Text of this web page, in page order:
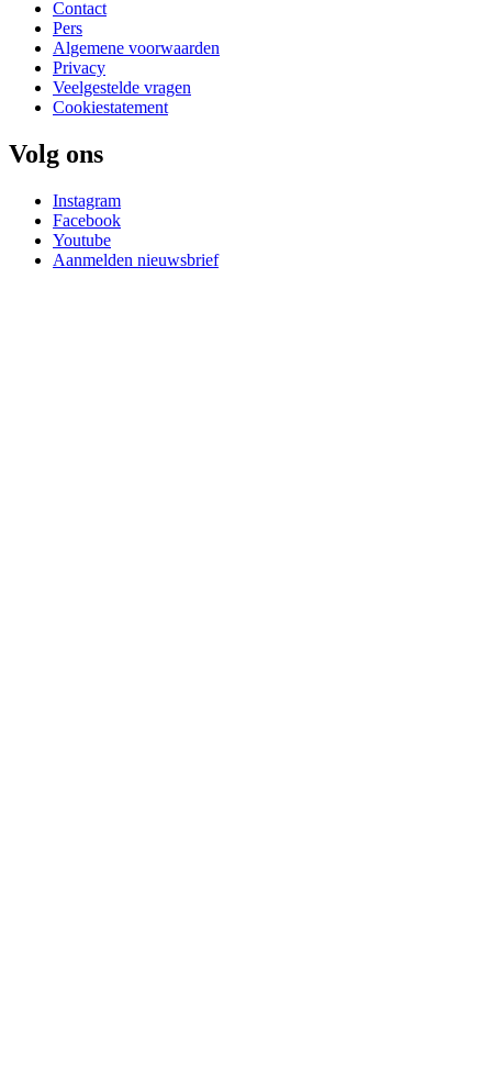
Contact
Pers
Algemene voorwaarden
Privacy
Veelgestelde vragen
Cookiestatement
Volg ons
Instagram
Facebook
Youtube
Aanmelden nieuwsbrief